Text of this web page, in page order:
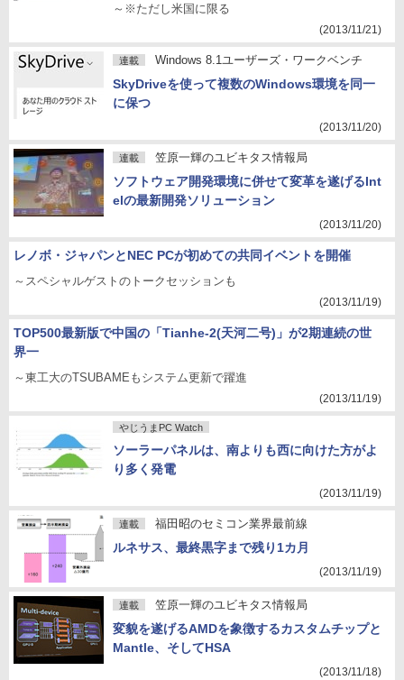
～※ただし米国に限る
(2013/11/21)
連載 Windows 8.1ユーザーズ・ワークベンチ
SkyDriveを使って複数のWindows環境を同一
に保つ
(2013/11/20)
連載 笠原一輝のユビキタス情報局
ソフトウェア開発環境に併せて変革を遂げるInt
elの最新開発ソリューション
(2013/11/20)
レノボ・ジャパンとNEC PCが初めての共同イベントを開催
～スペシャルゲストのトークセッションも
(2013/11/19)
TOP500最新版で中国の「Tianhe-2(天河二号)」が2期連続の世
界一
～東工大のTSUBAMEもシステム更新で躍進
(2013/11/19)
やじうまPC Watch
ソーラーパネルは、南よりも西に向けた方がよ
り多く発電
(2013/11/19)
連載 福田昭のセミコン業界最前線
ルネサス、最終黒字まで残り1カ月
(2013/11/19)
連載 笠原一輝のユビキタス情報局
変貌を遂げるAMDを象徴するカスタムチップと
Mantle、そしてHSA
(2013/11/18)